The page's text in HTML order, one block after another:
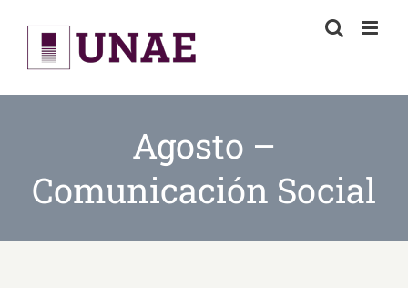
content
Agosto –
Comunicación Social